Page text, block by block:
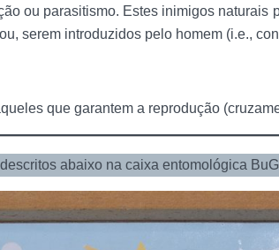
ou parasitismo. Estes inimigos naturais
serem introduzidos pelo homem (i.e.,
que garantem a reprodução
abaixo na caixa entomológica